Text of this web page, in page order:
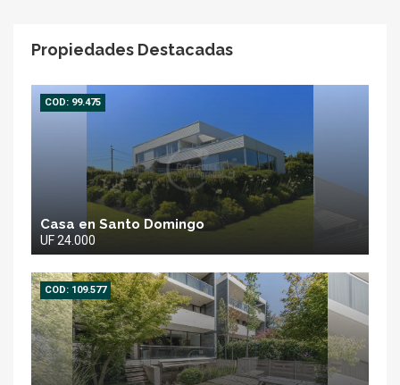
Propiedades Destacadas
COD: 99.475
Casa en Santo Domingo
UF 24.000
COD: 109.577